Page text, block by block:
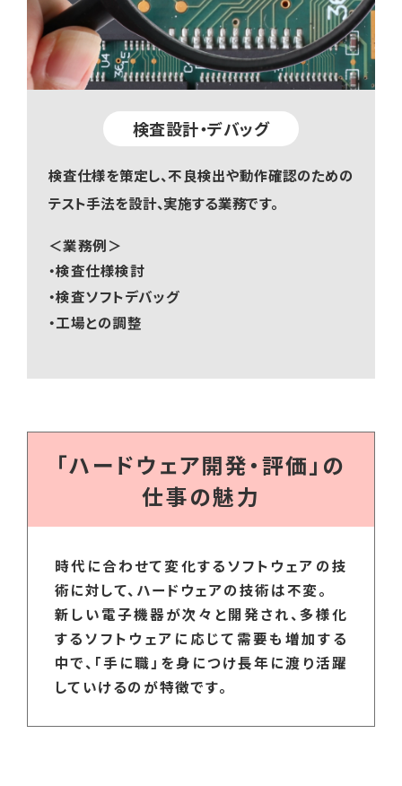
検査設計・デバッグ
検査仕様を策定し、不良検出や動作確認のための
テスト手法を設計、実施する業務です。
＜業務例＞
・検査仕様検討
・検査ソフトデバッグ
・工場との調整
「ハードウェア開発・評価」の
仕事の魅力
時代に合わせて変化するソフトウェアの技
術に対して、ハードウェアの技術は不変。
新しい電子機器が次々と開発され、多様化
するソフトウェアに応じて需要も増加する
中で、「手に職」を身につけ長年に渡り活躍
していけるのが特徴です。